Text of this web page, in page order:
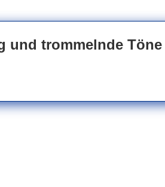
und trommelnde Töne